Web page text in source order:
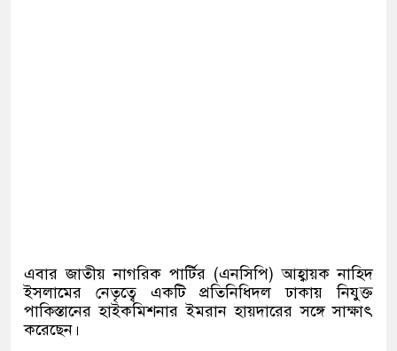
এবার জাতীয় নাগরিক পার্টির (এনসিপি) আহ্বায়ক নাহিদ
ইসলামের নেতৃত্বে একটি প্রতিনিধিদল ঢাকায় নিযুক্ত
পাকিস্তানের হাইকমিশনার ইমরান হায়দারের স‌ঙ্গে সাক্ষাৎ
ক‌রে‌ছেন।